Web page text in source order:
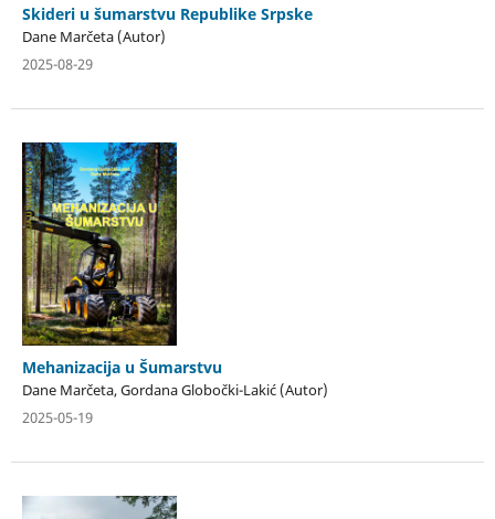
Skideri u šumarstvu Republike Srpske
Dane Marčeta (Autor)
2025-08-29
Mehanizacija u Šumarstvu
Dane Marčeta, Gordana Globočki-Lakić (Autor)
2025-05-19